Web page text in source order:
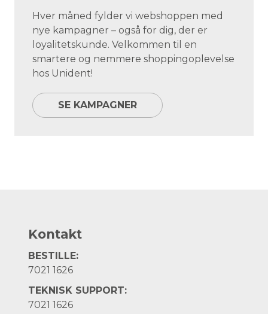
Hver måned fylder vi webshoppen med
nye kampagner – også for dig, der er
loyalitetskunde. Velkommen til en
smartere og nemmere shoppingoplevelse
hos Unident!
SE KAMPAGNER
Kontakt
BESTILLE:
7021 1626
TEKNISK SUPPORT:
7021 1626